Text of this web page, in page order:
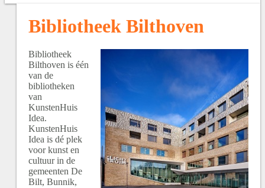
Bibliotheek Bilthoven
Bibliotheek
Bilthoven is één
van de
bibliotheken
van
KunstenHuis
Idea.
KunstenHuis
Idea is dé plek
voor kunst en
cultuur in de
gemeenten De
Bilt, Bunnik,